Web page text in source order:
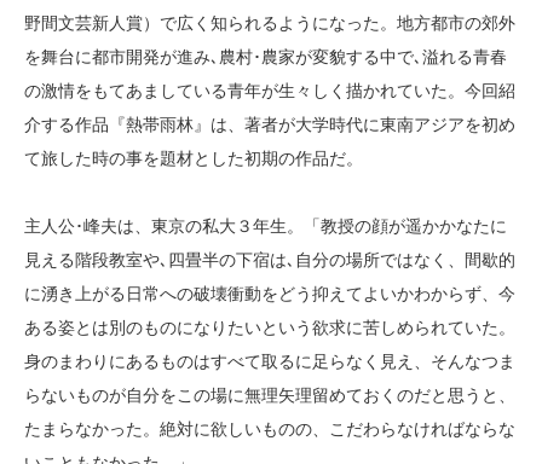
野間文芸新人賞）で広く知られるようになった。地方都市の郊外
を舞台に都市開発が進み､農村･農家が変貌する中で､溢れる青春
の激情をもてあましている青年が生々しく描かれていた。今回紹
介する作品『熱帯雨林』は、著者が大学時代に東南アジアを初め
て旅した時の事を題材とした初期の作品だ。
主人公･峰夫は、東京の私大３年生。「教授の顔が遥かかなたに
見える階段教室や､四畳半の下宿は､自分の場所ではなく、間歇的
に湧き上がる日常への破壊衝動をどう抑えてよいかわからず、今
ある姿とは別のものになりたいという欲求に苦しめられていた。
身のまわりにあるものはすべて取るに足らなく見え、そんなつま
らないものが自分をこの場に無理矢理留めておくのだと思うと、
たまらなかった。絶対に欲しいものの、こだわらなければならな